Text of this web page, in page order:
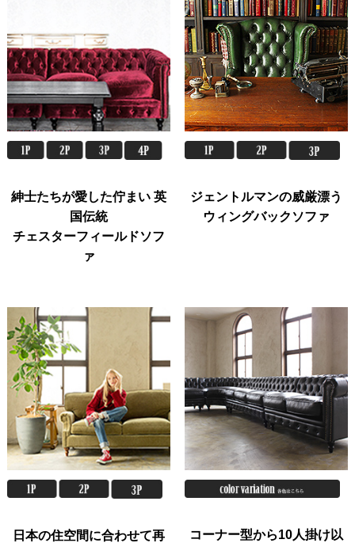
紳士たちが愛した佇まい 英
国伝統
チェスターフィールドソフ
ァ
ジェントルマンの威厳漂う
ウィングバックソファ
日本の住空間に合わせて再
コーナー型から10人掛け以